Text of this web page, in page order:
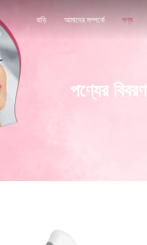
বাড়ি আমাদের সম্পর্কে পণ্য
পণ্যের বিবরণ